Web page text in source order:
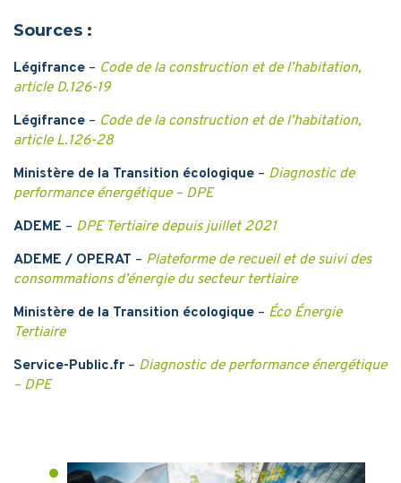
Sources :
Légifrance – Code de la construction et de l’habitation,
article D.126-19
Légifrance – Code de la construction et de l’habitation,
article L.126-28
Ministère de la Transition écologique – Diagnostic de
performance énergétique – DPE
ADEME – DPE Tertiaire depuis juillet 2021
ADEME / OPERAT – Plateforme de recueil et de suivi des
consommations d’énergie du secteur tertiaire
Ministère de la Transition écologique – Éco Énergie
Tertiaire
Service-Public.fr – Diagnostic de performance énergétique
– DPE